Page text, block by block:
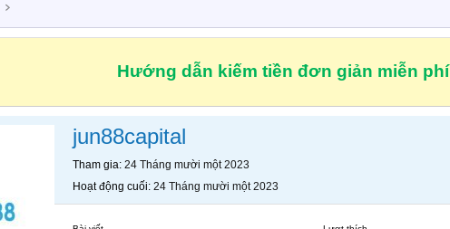
Hướng dẫn kiếm tiền đơn giản miễn phí
jun88capital
Tham gia 24 Tháng mười một 2023
Hoạt động cuối 24 Tháng mười một 2023